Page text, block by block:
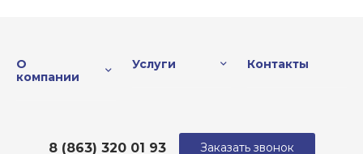
О
компании
Услуги Контакты
8 (863) 320 01 93 Заказать звонок